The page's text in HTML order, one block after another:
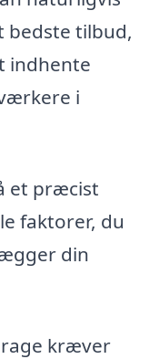
bedste tilbud,
indhente
i
et præcist
faktorer, du
din
kræver